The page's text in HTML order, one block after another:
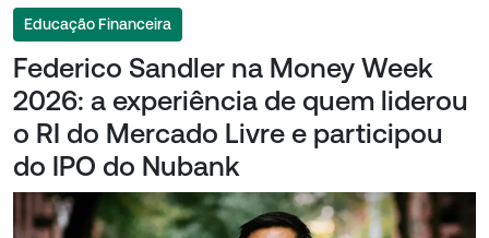
Educação Financeira
Federico Sandler na Money Week
2026: a experiência de quem liderou
o RI do Mercado Livre e participou
do IPO do Nubank